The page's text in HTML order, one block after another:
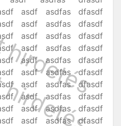
asdf asdfas dfasdf
asdf asdfas dfasdf
asdf asdfas dfasdf
asdf asdfas dfasdf
asdf asdfas dfasdf
asdf asdfas dfasdf
asdf asdfas dfasdf
asdf asdfas dfasdf
asdf asdfas dfasdf
asdf asdfas dfasdf